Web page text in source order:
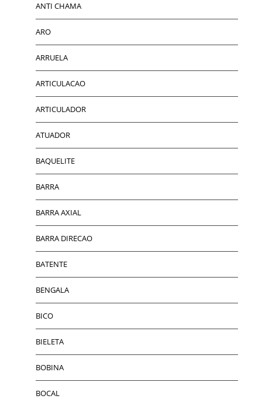
ANTI CHAMA
ARO
ARRUELA
ARTICULACAO
ARTICULADOR
ATUADOR
BAQUELITE
BARRA
BARRA AXIAL
BARRA DIRECAO
BATENTE
BENGALA
BICO
BIELETA
BOBINA
BOCAL